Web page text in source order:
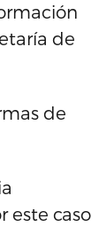
de
de
este caso